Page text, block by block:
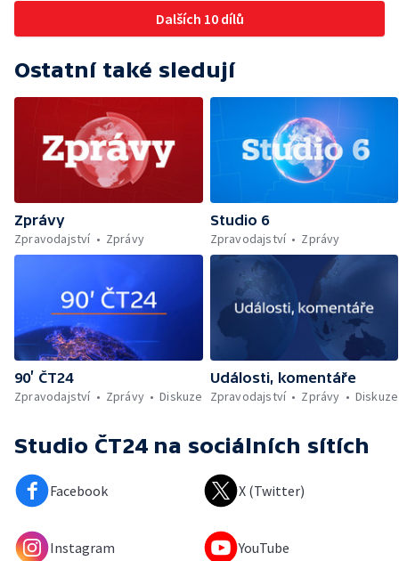
Dalších 10 dílů
Ostatní také sledují
Zprávy
Zpravodajství
Zprávy
Studio 6
Zpravodajství
Zprávy
90’ ČT24
Zpravodajství
Zprávy Diskuze
Události, komentáře
Zpravodajství
Zprávy Diskuze
Studio ČT24 na sociálních sítích
Facebook X (Twitter)
Instagram YouTube